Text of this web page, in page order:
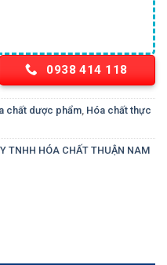
0938 414 118
chất dược phẩm, Hóa chất thực
TNHH HÓA CHẤT THUẬN NAM